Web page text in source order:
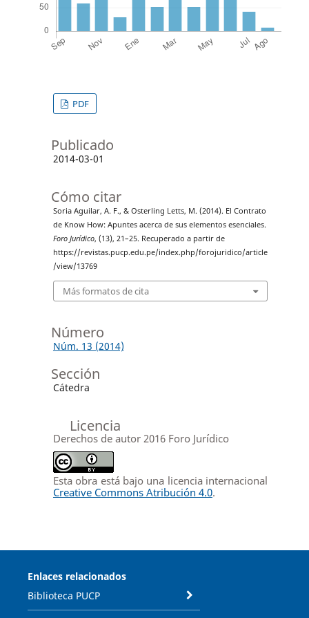
PDF
Publicado
2014-03-01
Cómo citar
Soria Aguilar, A. F., & Osterling Letts, M. (2014). El Contrato
de Know How: Apuntes acerca de sus elementos esenciales.
Foro Jurídico, (13), 21–25. Recuperado a partir de
https://revistas.pucp.edu.pe/index.php/forojuridico/article
/view/13769
Más formatos de cita
Número
Núm. 13 (2014)
Sección
Cátedra
Licencia
Derechos de autor 2016 Foro Jurídico
Esta obra está bajo una licencia internacional
Creative Commons Atribución 4.0.
Enlaces relacionados
Biblioteca PUCP